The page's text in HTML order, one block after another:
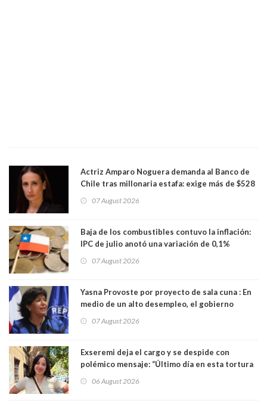
Actriz Amparo Noguera demanda al Banco de
Chile tras millonaria estafa: exige más de $528
07 August 2026
Baja de los combustibles contuvo la inflación:
IPC de julio anotó una variación de 0,1%
07 August 2026
Yasna Provoste por proyecto de sala cuna : En
medio de un alto desempleo, el gobierno
07 August 2026
Exseremi deja el cargo y se despide con
polémico mensaje: “Último día en esta tortura
06 August 2026